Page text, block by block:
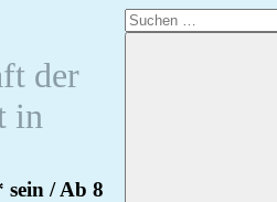
der
in
Suchen
nach:
sein / Ab 8